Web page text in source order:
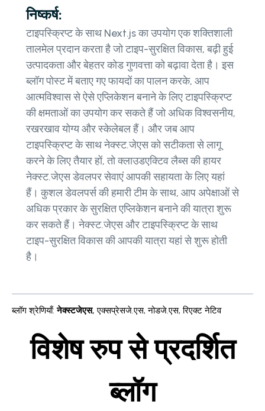
निष्कर्ष:
टाइपस्क्रिप्ट के साथ Next.js का उपयोग एक शक्तिशाली
तालमेल प्रदान करता है जो टाइप-सुरक्षित विकास, बढ़ी हुई
उत्पादकता और बेहतर कोड गुणवत्ता को बढ़ावा देता है। इस
ब्लॉग पोस्ट में बताए गए फायदों का पालन करके, आप
आत्मविश्वास से ऐसे एप्लिकेशन बनाने के लिए टाइपस्क्रिप्ट
की क्षमताओं का उपयोग कर सकते हैं जो अधिक विश्वसनीय,
रखरखाव योग्य और स्केलेबल हैं। और जब आप
टाइपस्क्रिप्ट के साथ नेक्स्ट.जेएस को सटीकता से लागू
करने के लिए तैयार हों, तो क्लाउडएक्टिव लैब्स की हायर
नेक्स्ट.जेएस डेवलपर सेवाएं आपकी सहायता के लिए यहां
हैं। कुशल डेवलपर्स की हमारी टीम के साथ, आप अपेक्षाओं से
अधिक प्रकार के सुरक्षित एप्लिकेशन बनाने की यात्रा शुरू
कर सकते हैं। नेक्स्ट.जेएस और टाइपस्क्रिप्ट के साथ
टाइप-सुरक्षित विकास की आपकी यात्रा यहां से शुरू होती
है।
ब्लॉग श्रेणियाँ: नेक्स्टजेएस, एक्सप्रेसजे.एस,नोडजे.एस,रिएक्ट नेटिव
विशेष रुप से प्रदर्शित
ब्लॉग